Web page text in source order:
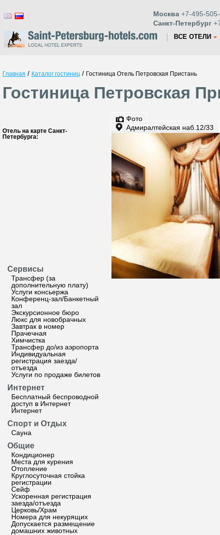
Москва +7-495-
Санкт-Петербург
ВСЕ ОТЕЛИ
Главная / Каталог гостиниц / Гостиница Отель Петровская Пристань
Гостиница Петровская
Отель на карте Санкт-
Петербурга:
Сервисы
Трансфер (за
дополнительную плату)
Услуги консьержа
Конференц-зал/Банкетный
зал
Экскурсионное бюро
Люкс для новобрачных
Завтрак в номер
Прачечная
Химчистка
Трансфер до/из аэропорта
Индивидуальная
регистрация заезда/
отъезда
Услуги по продаже билетов
Интернет
Бесплатный беспроводной
доступ в Интернет
Интернет
Спорт и Отдых
Сауна
Общие
Кондиционер
Места для курения
Отопление
Круглосуточная стойка
регистрации
Сейф
Ускоренная регистрация
заезда/отъезда
Церковь/Храм
Номера для некурящих
Допускается размещение
домашних животных
Фото
Адмиралтейская наб.12/33